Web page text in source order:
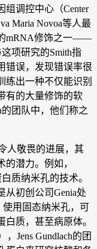
组调控中心（Center
Maria Novoa等人最
mRNA修饰之一——
项研究的Smith指
错误，发现错误率很
练出一种不仅能识别
有的大量修饰的软
团队中，他们称之
人敬畏的进展，其
潜力。例如，
质纳米孔的技术。
从初创公司Genia处
使用固态纳米孔，可
质，甚至病原体。
Jens Gundlach的团